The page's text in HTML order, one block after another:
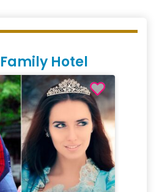
Family Hotel